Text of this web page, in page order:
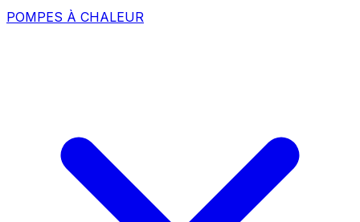
POMPES À CHALEUR